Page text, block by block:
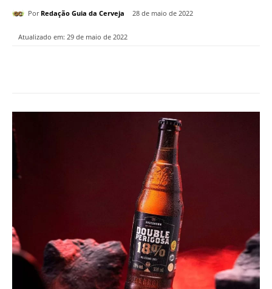
Por Redação Guia da Cerveja 28 de maio de 2022
Atualizado em: 29 de maio de 2022